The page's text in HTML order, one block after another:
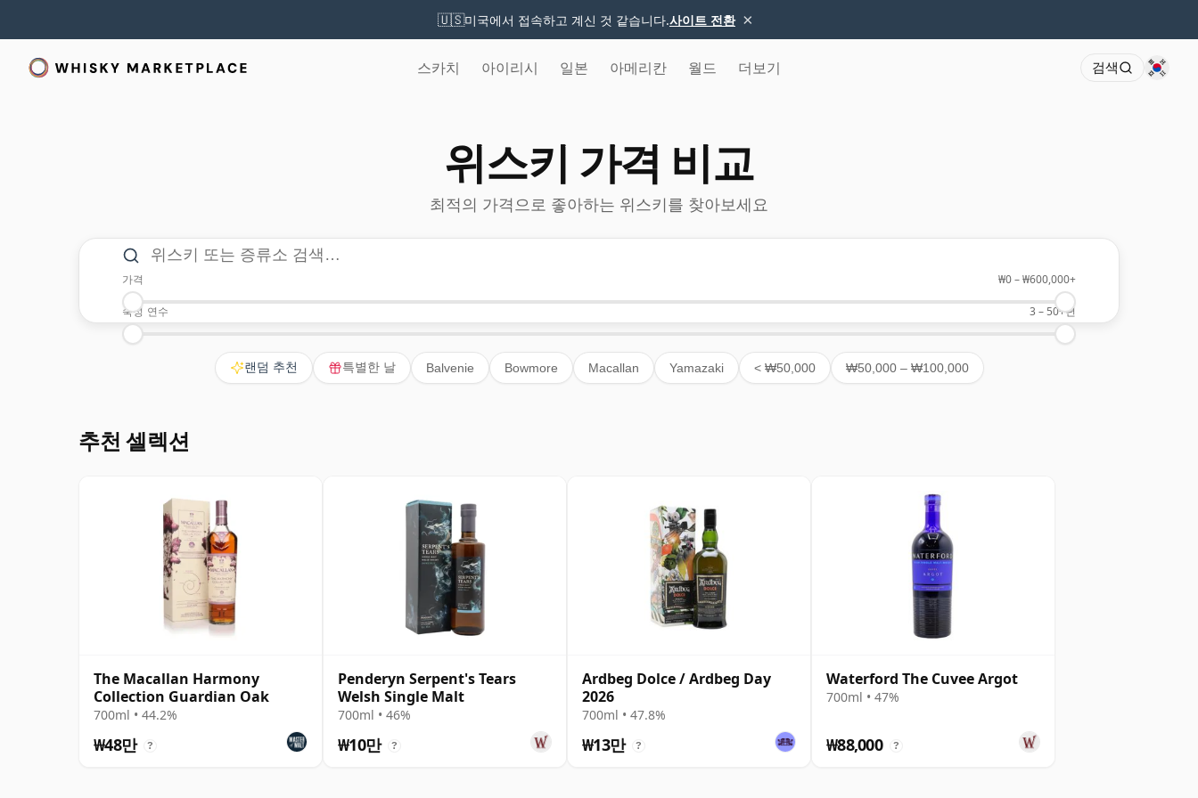
🇺🇸미국에서 접속하고 계신 것 같습니다.사이트 전환 ×
스카치 아이리시 일본 아메리칸 월드 더보기 검색
위스키 가격 비교
최적의 가격으로 좋아하는 위스키를 찾아보세요
검색 및 필터
위스키 또는 증류소 검색
가격 ₩0–₩600,000+
최소 가격
최대 가격
숙성 연수 3 – 50+년
최소 숙성 연수
최대 숙성 연수
랜덤 추천 특별한 날 Balvenie Bowmore Macallan Yamazaki < ₩50,000 ₩50,000 – ₩100,000
추천 셀렉션
The Macallan Harmony
Collection Guardian Oak
700ml • 44.2%
₩48만 ?
Penderyn Serpent's Tears
Welsh Single Malt
700ml • 46%
₩10만 ?
Ardbeg Dolce / Ardbeg Day
2026
700ml • 47.8%
₩13만 ?
Waterford The Cuvee Argot
700ml • 47%
₩88,000 ?